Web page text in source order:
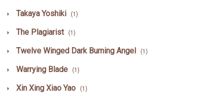
Takaya Yoshiki (1)
The Plagiarist (1)
Twelve Winged Dark Burning Angel (1)
Warrying Blade (1)
Xin Xing Xiao Yao (1)